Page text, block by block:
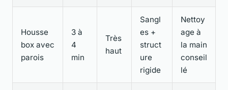
Housse
box avec
parois
3 à
4
min
Très
haut
Sangl
es +
struct
ure
rigide
Nettoy
age à
la main
conseil
lé